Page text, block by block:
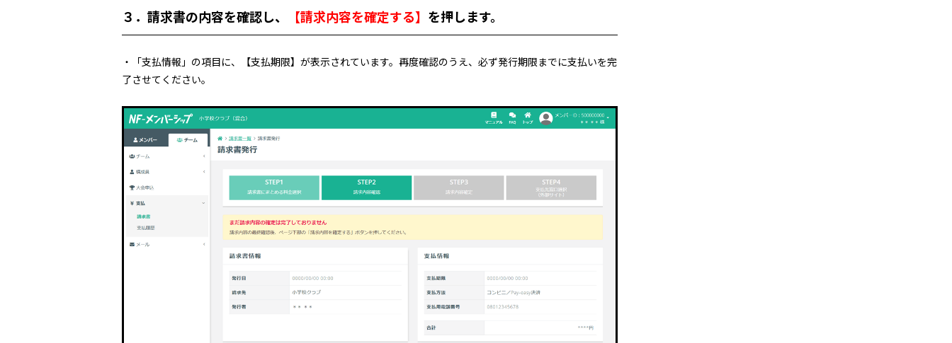
３．請求書の内容を確認し、 【請求内容を確定する】 を押します。
・「支払情報」の項目に、【支払期限】が表示されています。再度確認のうえ、必ず発行期限までに支払いを完
了させてください。